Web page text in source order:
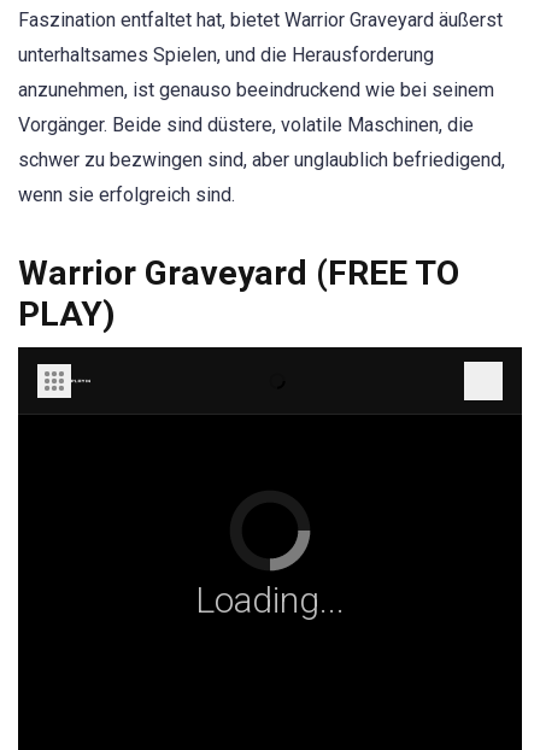
Faszination entfaltet hat, bietet Warrior Graveyard äußerst
unterhaltsames Spielen, und die Herausforderung
anzunehmen, ist genauso beeindruckend wie bei seinem
Vorgänger. Beide sind düstere, volatile Maschinen, die
schwer zu bezwingen sind, aber unglaublich befriedigend,
wenn sie erfolgreich sind.
Warrior Graveyard (FREE TO
PLAY)